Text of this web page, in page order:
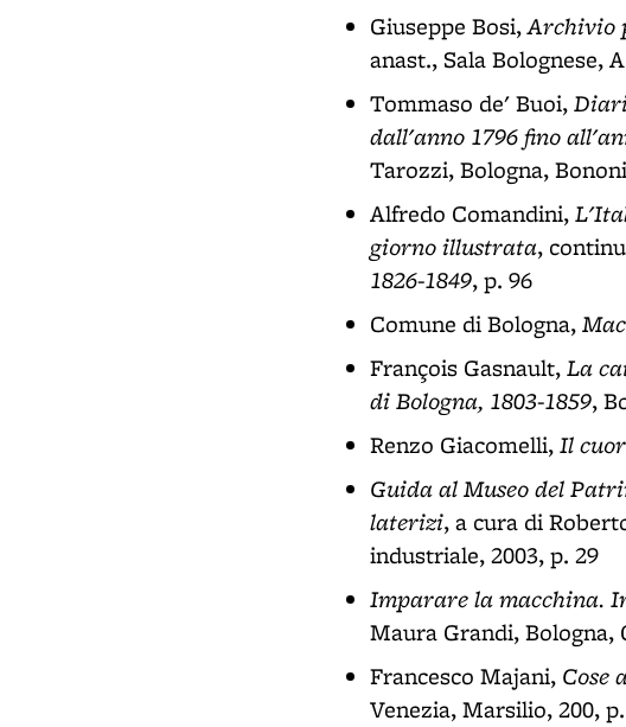
Giuseppe Bosi,Archivio
anast., Sala Bolognese,
Tommaso de' Buoi,
dall'anno 1796 fino
Tarozzi, Bologna,
Alfredo Comandini,
giorno illustrata,
1826-1849, p. 96
Comune di Bologna,
François Gasnault,La
di Bologna, 1803-1859,
Renzo Giacomelli,Il
Guida al Museo del
laterizi, a cura di
industriale, 2003, p. 29
Imparare la macchina.
Maura Grandi, Bologna,
Francesco Majani, Cose
Venezia, Marsilio, 200,